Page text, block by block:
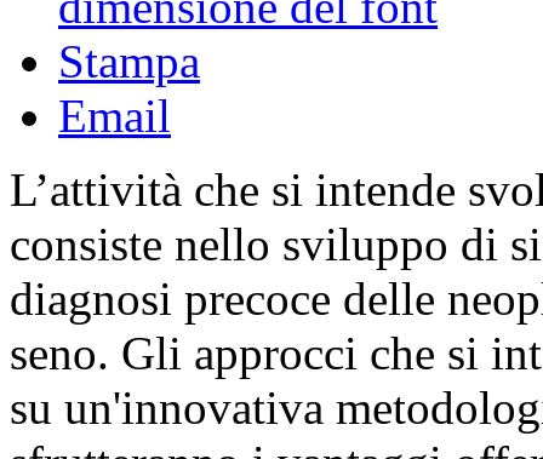
Stampa
Email
L’attività che si intende
consiste nello sviluppo di
diagnosi precoce delle
seno. Gli approcci che si
su un'innovativa